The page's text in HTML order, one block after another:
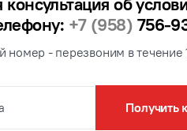
+7 (958) 756-
номер - перезвоним в
Получить